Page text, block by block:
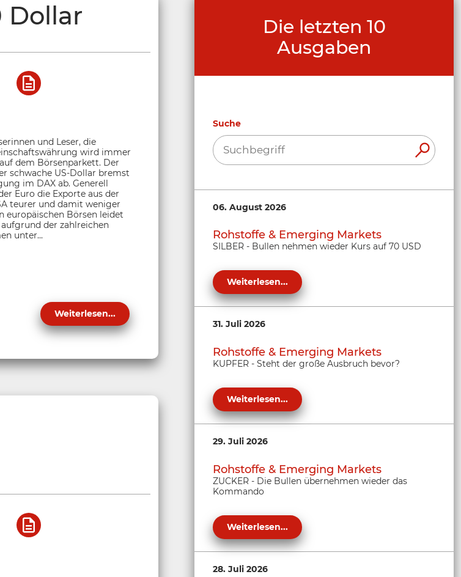
Dollar
und Leser, die
wird immer
dem Börsenparkett. Der
schwache US-Dollar bremst
im DAX ab. Generell
Euro die Exporte aus der
teurer und damit weniger
europäischen Börsen leidet
der zahlreichen
unter...
Weiterlesen...
Die letzten 10
Ausgaben
Suche
06. August 2026
Rohstoffe & Emerging Markets
SILBER - Bullen nehmen wieder Kurs auf 70 USD
Weiterlesen...
31. Juli 2026
Rohstoffe & Emerging Markets
KUPFER - Steht der große Ausbruch bevor?
Weiterlesen...
29. Juli 2026
Rohstoffe & Emerging Markets
ZUCKER - Die Bullen übernehmen wieder das
Kommando
Weiterlesen...
28. Juli 2026